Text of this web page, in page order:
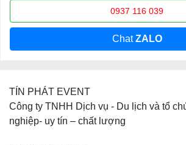
0937 116 039
ChatZALO
TÍN PHÁT EVENT
Công ty TNHH Dịch vụ - Du lịch và tổ
nghiệp- uy tín – chất lượng